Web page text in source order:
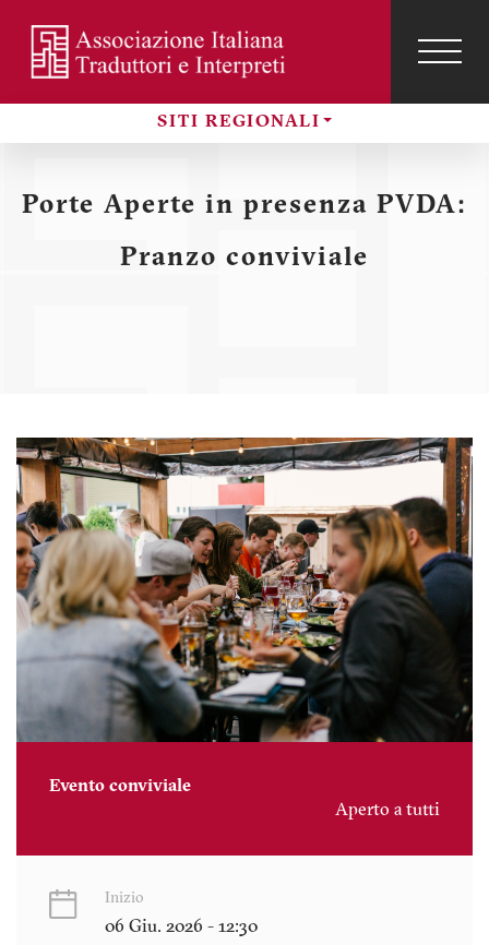
contenuto
principale
SITI REGIONALI
Menu
profilo
utente
Porte Aperte in presenza PVDA:
Pranzo conviviale
Evento conviviale
Aperto a tutti
Inizio
06 Giu. 2026 - 12:30